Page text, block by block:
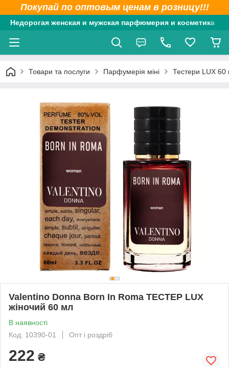
Покупай по оптовым ценам в розницу!!!
Недорогая женская и мужская парфюмерия и косметика
Товари та послуги Парфумерія міні Тестери LUX 60
Valentino Donna Born In Roma ТЕСТЕР LUX
жіночий 60 мл
В наявності
Код: 10390-01
Опт і роздріб
222 ₴